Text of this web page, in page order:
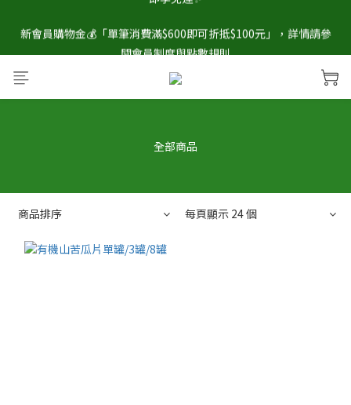
即享免運✨
閱會員制度與點數規則
🎊「官網會員月月抽！每月壽星點數加碼送🥳」中獎的說不定就是
即享免運✨
全部商品
商品排序 每頁顯示 24 個